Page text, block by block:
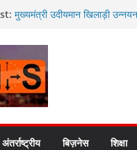
मुख्यमंत्री उदीयमान खिलाड़ी
चयन,देशभर से कुल पांच युवा
युवा शक्ति ही विकसित भारत की
सिंगल-यूज़ प्लास्टिक मुक्त राज्य
अंतर्राष्ट्रीय बिज़नेस शिक्षा